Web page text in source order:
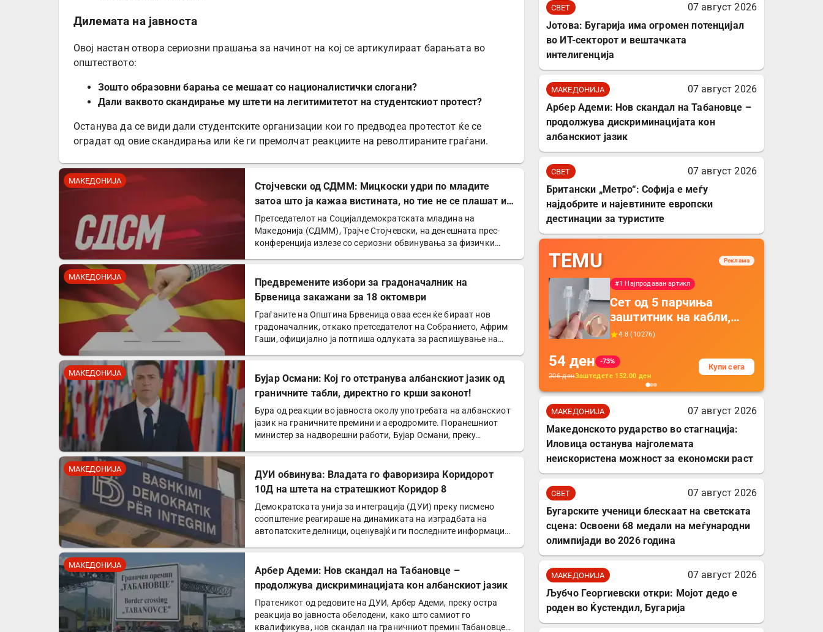
Дилемата на јавноста
Овој настан отвора сериозни прашања за начинот на кој се артикулираат барањата во
општеството:
Зошто образовни барања се мешаат со националистички слогани?
Дали ваквото скандирање му штети на легитимитетот на студентскиот протест?
Останува да се види дали студентските организации кои го предводеа протестот ќе се
оградат од овие скандирања или ќе ги премолчат реакциите на револтираните граѓани.
МАКЕДОНИЈА
Стојчевски од СДММ: Мицкоски удри по младите
затоа што ја кажаа вистината, но тие не се плашат и
ќе победат!
Претседателот на Социјалдемократската младина на
Македонија (СДММ), Трајче Стојчевски, на денешната прес-
конференција излезе со сериозни обвинувања за физички
МАКЕДОНИЈА
Предвремените избори за градоначалник на
Брвеница закажани за 18 октомври
Граѓаните на Општина Брвеница оваа есен ќе бираат нов
градоначалник, откако претседателот на Собранието, Африм
Гаши, официјално ја потпиша одлуката за распишување на…
МАКЕДОНИЈА
Бујар Османи: Кој го отстранува албанскиот јазик од
граничните табли, директно го крши законот!
Бура од реакции во јавноста околу употребата на албанскиот
јазик на граничните премини и аеродромите. Поранешниот
министер за надворешни работи, Бујар Османи, преку…
МАКЕДОНИЈА
ДУИ обвинува: Владата го фаворизира Коридорот
10Д на штета на стратешкиот Коридор 8
Демократската унија за интеграција (ДУИ) преку писмено
соопштение реагираше на динамиката на изградбата на
автопатските делници, оценувајќи ги последните информации
МАКЕДОНИЈА
Арбер Адеми: Нов скандал на Табановце –
продолжува дискриминацијата кон албанскиот јазик
Пратеникот од редовите на ДУИ, Арбер Адеми, преку остра
реакција во јавноста обелодени, како што самиот го
квалификува, нов скандал на граничниот премин Табановце…
СВЕТ
07 август 2026
Јотова: Бугарија има огромен потенцијал
во ИТ-секторот и вештачката
интелигенција
МАКЕДОНИЈА
07 август 2026
Арбер Адеми: Нов скандал на Табановце –
продолжува дискриминацијата кон
албанскиот јазик
СВЕТ
07 август 2026
Британски „Метро“: Софија е меѓу
најдобрите и најевтините европски
дестинации за туристите
TEMU Реклама
#1 Најпродаван артикл
Сет од 5 парчиња
заштитник на кабли,
прекривка за заштита
додатоци за заштита на
кабли, без батерија, за
мобилни телефони,
комплет за заштита на
4.8 (10276)
54 ден
-73%
206денЗаштедете 152.00 ден
Купи сега
МАКЕДОНИЈА
07 август 2026
Македонското рударство во стагнација:
Иловица останува најголемата
неискористена можност за економски раст
СВЕТ
07 август 2026
Бугарските ученици блескаат на светската
сцена: Освоени 68 медали на меѓународни
олимпијади во 2026 година
МАКЕДОНИЈА
07 август 2026
Љубчо Георгиевски откри: Мојот дедо е
роден во Ќустендил, Бугарија